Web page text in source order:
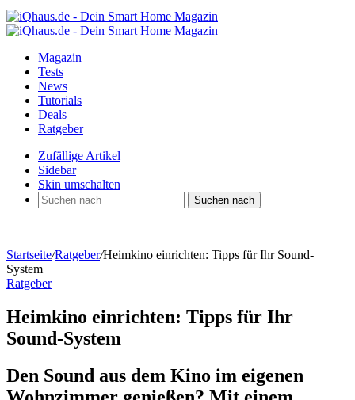
Magazin
Tests
News
Tutorials
Deals
Ratgeber
Zufällige Artikel
Sidebar
Skin umschalten
Suchen nach
Startseite/Ratgeber/Heimkino einrichten: Tipps für Ihr Sound-
System
Ratgeber
Heimkino einrichten: Tipps für Ihr
Sound-System
Den Sound aus dem Kino im eigenen